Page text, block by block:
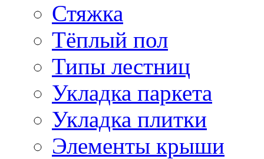
Стяжка
Тёплый пол
Типы лестниц
Укладка паркета
Укладка плитки
Элементы крыши